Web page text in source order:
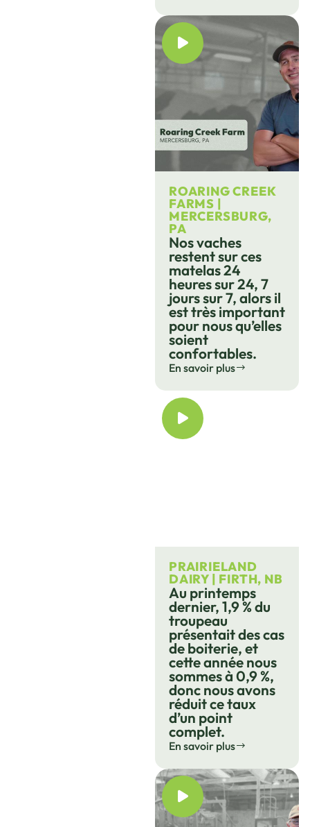
ROARING CREEK
FARMS |
MERCERSBURG,
PA
Nos vaches
restent sur ces
matelas 24
heures sur 24, 7
jours sur 7, alors il
est très important
pour nous qu’elles
soient
confortables.
En savoir plus
PRAIRIELAND
DAIRY | FIRTH, NB
Au printemps
dernier, 1,9 % du
troupeau
présentait des cas
de boiterie, et
cette année nous
sommes à 0,9 %,
donc nous avons
réduit ce taux
d’un point
complet.
En savoir plus